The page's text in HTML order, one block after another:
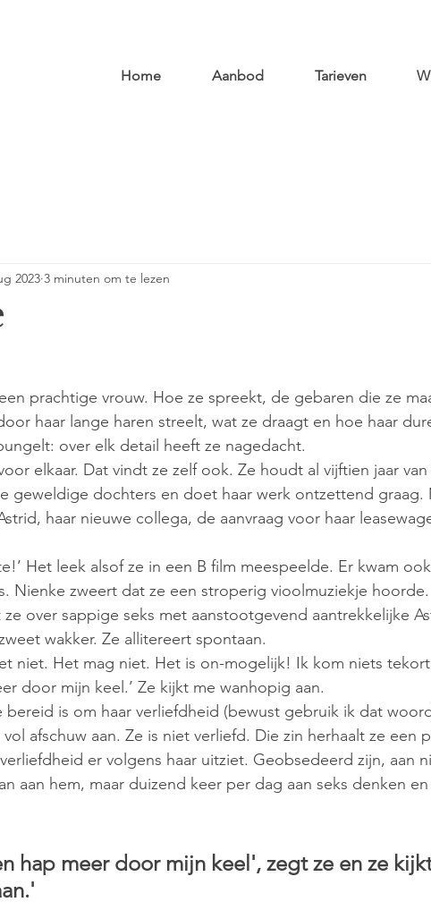
Home Aanbod Tarieven
2023 3 minuten om te lezen
prachtige vrouw. Hoe ze spreekt, de gebaren die ze
haar lange haren streelt, wat ze draagt en hoe haar
over elk detail heeft ze nagedacht.
elkaar. Dat vindt ze zelf ook. Ze houdt al vijftien jaar
geweldige dochters en doet haar werk ontzettend graag.
haar nieuwe collega, de aanvraag voor haar
Het leek alsof ze in een B film meespeelde. Er kwam
Nienke zweert dat ze een stroperig vioolmuziekje hoorde.
over sappige seks met aanstootgevend aantrekkelijke
wakker. Ze allitereert spontaan.
niet. Het mag niet. Het is on-mogelijk! Ik kom niets
door mijn keel.’ Ze kijkt me wanhopig aan.
bereid is om haar verliefdheid (bewust gebruik ik dat
afschuw aan. Ze is niet verliefd. Die zin herhaalt ze een
er volgens haar uitziet. Geobsedeerd zijn, aan
aan hem, maar duizend keer per dag aan seks denken
hap meer door mijn keel', zegt ze en ze